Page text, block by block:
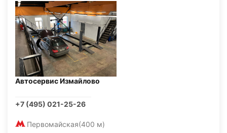
Автосервис Измайлово
+7 (495) 021-25-26
Первомайская(400 м)